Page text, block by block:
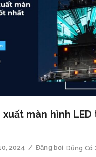
xuất màn hình
2024 / Đăng bởi Dũng Cá